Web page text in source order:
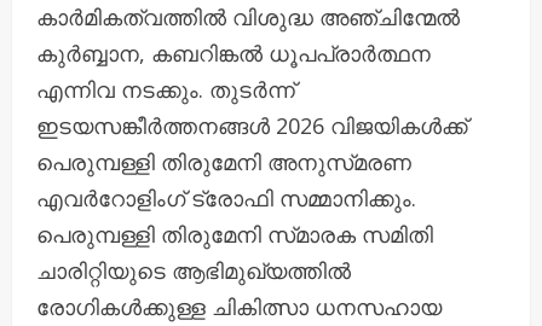
കാർമികത്വത്തിൽ വിശുദ്ധ അഞ്ചിന്മേൽ
കുർബ്ബാന, കബറിങ്കൽ ധൂപപ്രാർത്ഥന
എന്നിവ നടക്കും. തുടർന്ന്
ഇടയസങ്കീർത്തനങ്ങൾ 2026 വിജയികൾക്ക്
പെരുമ്പള്ളി തിരുമേനി അനുസ്‌മരണ
എവർറോളിംഗ് ട്രോഫി സമ്മാനിക്കും.
പെരുമ്പള്ളി തിരുമേനി സ്‌മാരക സമിതി
ചാരിറ്റിയുടെ ആഭിമുഖ്യത്തിൽ
രോഗികൾക്കുള്ള ചികിത്സാ ധനസഹായ